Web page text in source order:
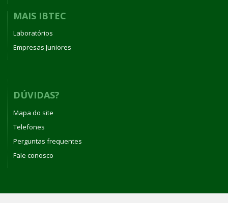
MAIS IBTEC
Laboratórios
Empresas Juniores
DÚVIDAS?
Mapa do site
Telefones
Perguntas frequentes
Fale conosco